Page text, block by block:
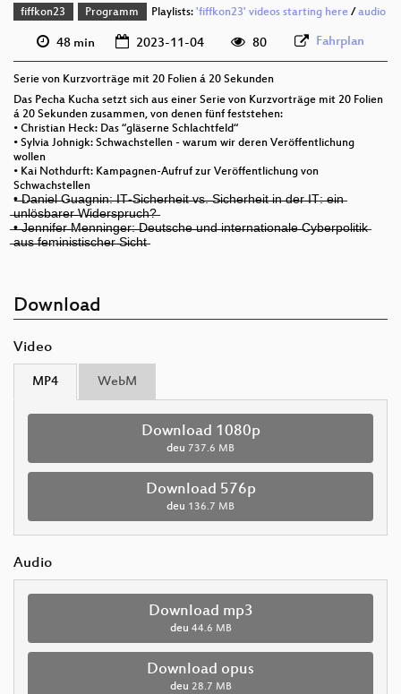
fiffkon23 Programm Playlists: 'fiffkon23' videos starting here/ audio
48 min 2023-11-04 80 Fahrplan
Serie von Kurzvorträge mit 20 Folien á 20 Sekunden
Das Pecha Kucha setzt sich aus einer Serie von Kurzvorträge mit 20 Folien
á 20 Sekunden zusammen, von denen fünf feststehen:
• Christian Heck: Das “gläserne Schlachtfeld“
• Sylvia Johnigk: Schwachstellen - warum wir deren Veröffentlichung
wollen
• Kai Nothdurft: Kampagnen-Aufruf zur Veröffentlichung von
Schwachstellen
•̶ ̶D̶a̶n̶i̶e̶l̶ ̶G̶u̶a̶g̶n̶i̶n̶:̶ ̶I̶T̶-̶S̶i̶c̶h̶e̶r̶h̶e̶i̶t̶ ̶v̶s̶.̶ ̶S̶i̶c̶h̶e̶r̶h̶e̶i̶t̶ ̶i̶n̶ ̶d̶e̶r̶ ̶I̶T̶:̶ ̶e̶i̶n̶
̶u̶n̶l̶ö̶s̶b̶a̶r̶e̶r̶ ̶W̶i̶d̶e̶r̶s̶p̶r̶u̶c̶h̶?̶
̶•̶ ̶J̶e̶n̶n̶i̶f̶e̶r̶ ̶M̶e̶n̶n̶i̶n̶g̶e̶r̶:̶ ̶D̶e̶u̶t̶s̶c̶h̶e̶ ̶u̶n̶d̶ ̶i̶n̶t̶e̶r̶n̶a̶t̶i̶o̶n̶a̶l̶e̶ ̶C̶y̶b̶e̶r̶p̶o̶l̶i̶t̶i̶k̶
̶a̶u̶s̶ ̶f̶e̶m̶i̶n̶i̶s̶t̶i̶s̶c̶h̶e̶r̶ ̶S̶i̶c̶h̶t̶
Download
Video
MP4 WebM
Download 1080p
deu 737.6 MB
Download 576p
deu 136.7 MB
Audio
Download mp3
deu 44.6 MB
Download opus
deu 28.7 MB